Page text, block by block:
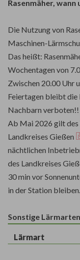
Rasenmäher, wann
Die Nutzung von
Maschinen-
Das heißt:
Wochentagen von
Zwischen 20.00 Uhr
Feiertagen bleibt die
Nachbarn verboten!!
Ab Mai 2026 gilt des
Landkreises Gießen
nächtlichen
des Landkreises
30 min vor
in der Station bleiben.
Sonstige
Lärmart